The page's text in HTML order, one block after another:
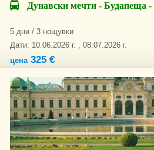
Дунавски мечти - Будапеща
5 дни / 3 нощувки
Дати: 10.06.2026 г. , 08.07.2026 г.
цена325 €